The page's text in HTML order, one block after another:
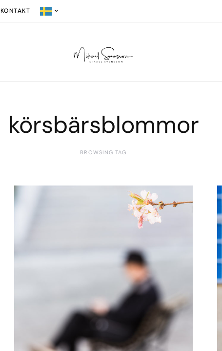
KONTAKT
körsbärsblommor
BROWSING TAG